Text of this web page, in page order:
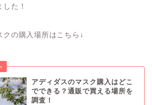
た！
クの購入場所はこちら↓
アディダスのマスク購入はどこ
でできる？通販で買える場所を
調査！